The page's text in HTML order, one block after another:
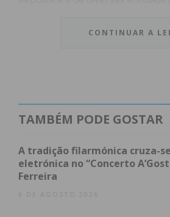
concelho da Trofa. Do programa
compromisso e apoio unânime à
cuidado na nossa comunidade”,
propósito, Paulo Martins, da
organizadora do evento.
CONTINUAR A
TAMBÉM PODE GOSTAR
A tradição filarmónica cruza-
eletrónica no “Concerto
Ferreira
6 DE AGOSTO 2026